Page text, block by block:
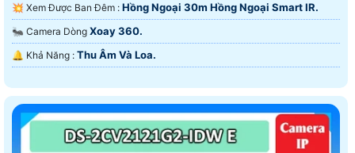
💥 Xem Được Ban Đêm : Hồng Ngoại 30m Hồng Ngoại Smart IR.
🐜 Camera Dòng Xoay 360.
️🔔 Khả Năng : Thu Âm Và Loa.